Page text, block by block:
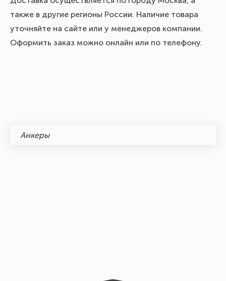
также в другие регионы России. Наличие товара
уточняйте на сайте или у менеджеров компании.
Оформить заказ можно онлайн или по телефону.
Анкеры